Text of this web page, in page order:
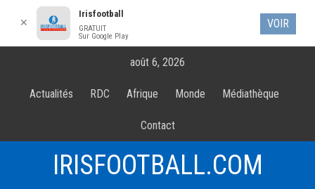
contenur
août 6, 2026
Actualités RDC Afrique Monde Médiathèque
Contact
IRISFOOTBALL.COM
✕
Irisfootball
GRATUIT
Sur Google Play
VOIR